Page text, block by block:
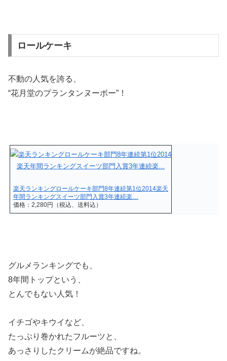
ロールケーキ
不動の人気を誇る、
“花月堂のプランタンヌーボー”！
楽天ランキングロールケーキ部門8年連続第1位2014楽天
年間ランキングスイーツ部門入賞3年連続楽…
価格：2,280円（税込、送料込）
グルメランキングでも、
8年間トップという、
とんでもない人気！
イチゴやキウイなど、
たっぷり巻かれたフルーツと、
あっさりしたクリームが絶品ですね。